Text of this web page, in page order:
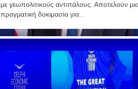
με γεωπολιτικούς αντιπάλους. Αποτελούν
πραγματική δοκιμασία για...